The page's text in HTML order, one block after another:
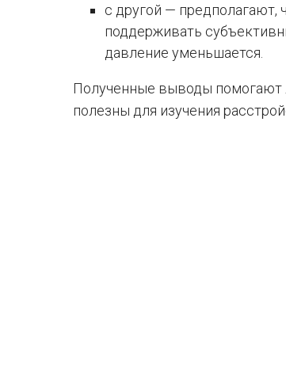
с другой — предполагают,
поддерживать
давление уменьшается.
Полученные выводы помогают
полезны для изучения